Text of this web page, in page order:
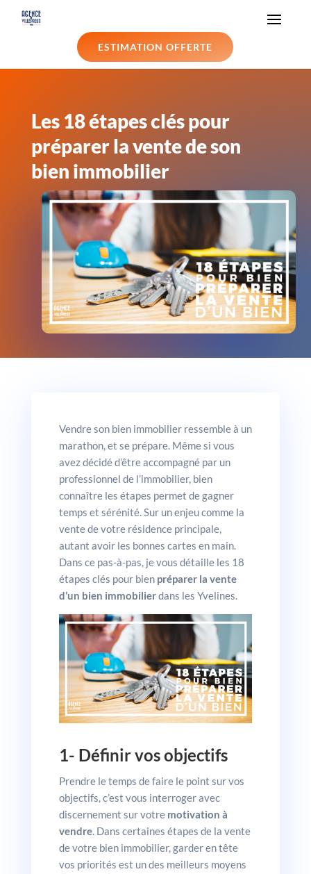
ESTIMATION OFFERTE
Les 18 étapes clés pour
préparer la vente de son
bien immobilier
Vendre son bien immobilier ressemble à un
marathon, et se prépare. Même si vous
avez décidé d’être accompagné par un
professionnel de l’immobilier, bien
connaître les étapes permet de gagner
temps et sérénité. Sur un enjeu comme la
vente de votre résidence principale,
autant avoir les bonnes cartes en main.
Dans ce pas-à-pas, je vous détaille les 18
étapes clés pour bienpréparer la vente
d’un bien immobilierdans les Yvelines.
1- Définir vos objectifs
Prendre le temps de faire le point sur vos
objectifs, c’est vous interroger avec
discernement sur votre motivation à
vendre. Dans certaines étapes de la vente
de votre bien immobilier, garder en tête
vos priorités est un des meilleurs moyens